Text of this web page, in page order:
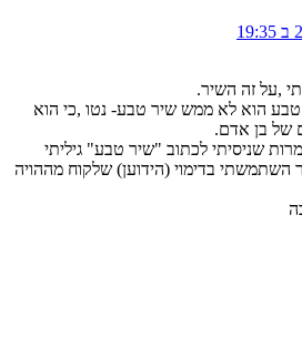
,על זה השיר.
הוא לא ממש שיר טבע- נטו ,כי הוא
של בן אדם.
שניסיתי לכתוב "שיר טבע" גיליתי
השתמשתי בדימוי (הידוען) שלקוח מההויה